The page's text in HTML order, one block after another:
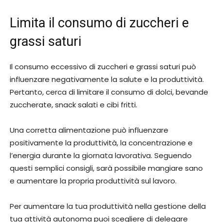
Limita il consumo di zuccheri e
grassi saturi
Il consumo eccessivo di zuccheri e grassi saturi può
influenzare negativamente la salute e la produttività.
Pertanto, cerca di limitare il consumo di dolci, bevande
zuccherate, snack salati e cibi fritti.
Una corretta alimentazione può influenzare
positivamente la produttività, la concentrazione e
l’energia durante la giornata lavorativa. Seguendo
questi semplici consigli, sarà possibile mangiare sano
e aumentare la propria produttività sul lavoro.
Per aumentare la tua produttività nella gestione della
tua attività autonoma puoi scegliere di delegare